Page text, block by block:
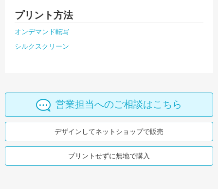
プリント方法
オンデマンド転写
シルクスクリーン
営業担当へのご相談はこちら
デザインしてネットショップで販売
プリントせずに無地で購入